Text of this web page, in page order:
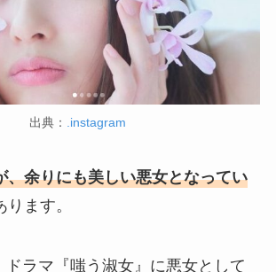
出典： .instagram
、余りにも美しい悪女となってい
ます。
ドラマ『嗤う淑女』に悪女として